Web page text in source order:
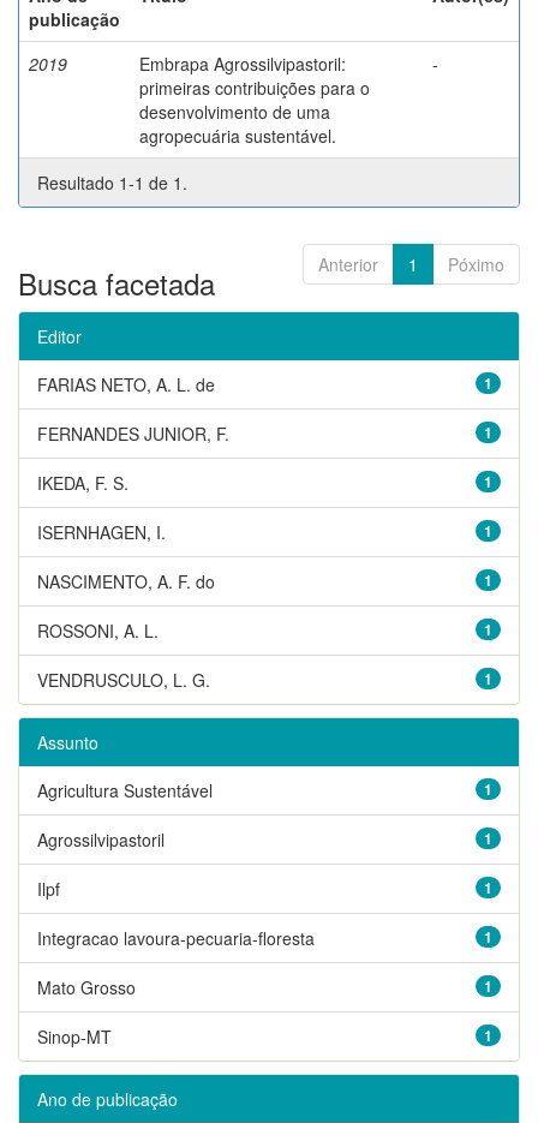
publicação
2019
Embrapa Agrossilvipastoril:
primeiras contribuições para o
desenvolvimento de uma
agropecuária sustentável.
-
Resultado 1-1 de 1.
Anterior 1 Póximo
Busca facetada
Editor
1
FARIAS NETO, A. L. de
1
FERNANDES JUNIOR, F.
1
IKEDA, F. S.
1
ISERNHAGEN, I.
1
NASCIMENTO, A. F. do
1
ROSSONI, A. L.
1
VENDRUSCULO, L. G.
Assunto
1
Agricultura Sustentável
1
Agrossilvipastoril
1
Ilpf
1
Integracao lavoura-pecuaria-floresta
1
Mato Grosso
1
Sinop-MT
Ano de publicação